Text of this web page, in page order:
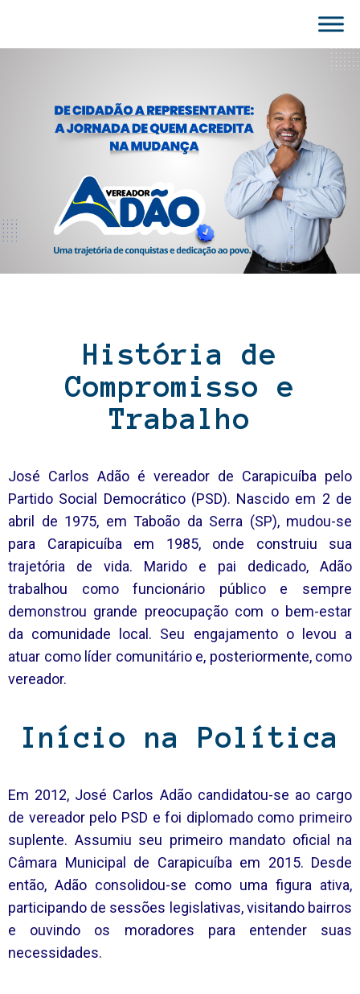
História de
Compromisso e
Trabalho
José Carlos Adão é vereador de Carapicuíba pelo
Partido Social Democrático (PSD). Nascido em 2 de
abril de 1975, em Taboão da Serra (SP), mudou-se
para Carapicuíba em 1985, onde construiu sua
trajetória de vida. Marido e pai dedicado, Adão
trabalhou como funcionário público e sempre
demonstrou grande preocupação com o bem-estar
da comunidade local. Seu engajamento o levou a
atuar como líder comunitário e, posteriormente, como
vereador.
Início na Política
Em 2012, José Carlos Adão candidatou-se ao cargo
de vereador pelo PSD e foi diplomado como primeiro
suplente. Assumiu seu primeiro mandato oficial na
Câmara Municipal de Carapicuíba em 2015. Desde
então, Adão consolidou-se como uma figura ativa,
participando de sessões legislativas, visitando bairros
e ouvindo os moradores para entender suas
necessidades.